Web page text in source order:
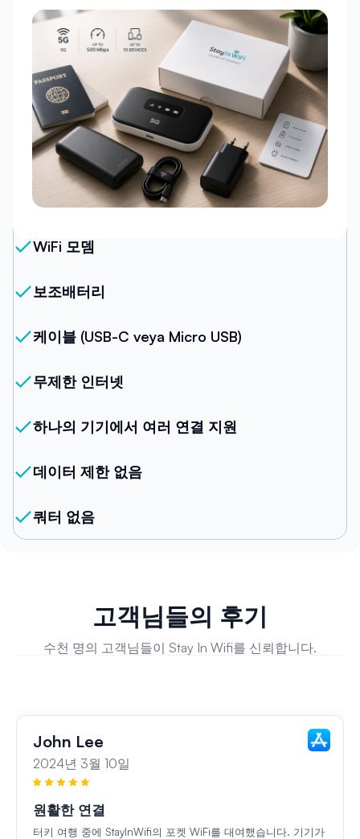
우리의 패키지
WiFi 모뎀
보조배터리
케이블 (USB-C veya Micro USB)
무제한 인터넷
하나의 기기에서 여러 연결 지원
데이터 제한 없음
쿼터 없음
고객님들의 후기
수천 명의 고객님들이 Stay In Wifi를 신뢰합니다.
John Lee
2024년 3월 10일
원활한 연결
터키 여행 중에 StayInWifi의 포켓 WiFi를 대여했습니다. 기기가